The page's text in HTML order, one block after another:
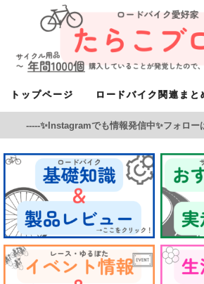
トップページ ロードバイク関連まと
-----✨Instagramでも情報発信中✨フォロ